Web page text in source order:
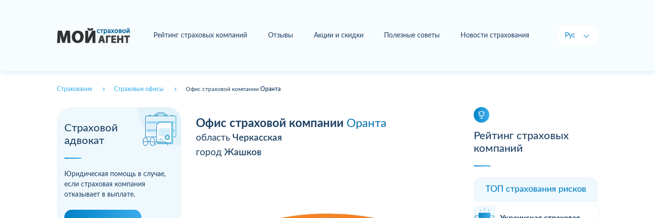
Рейтинг страховых компаний Отзывы Акции и скидки Полезные советы Новости страхования Рус
Страхование Страховые офисы Офис страховой компании Оранта
Страховой
адвокат
Юридическая помощь в случае,
если страховая компания
отказывает в выплате.
Офис страховой компании Оранта
область Черкасская
город Жашков
Рейтинг страховых
компаний
ТОП страхования рисков